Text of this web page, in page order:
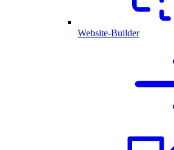
Website-Builder